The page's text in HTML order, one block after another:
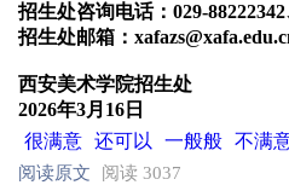
招生处咨询电话：029-88222342
招生处邮箱：
西安美术学院招生处
2026年3月 16 日
很满意 还可以 一般般 不满
阅读原文 阅读 3037